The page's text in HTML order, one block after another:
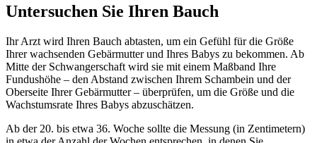
Untersuchen Sie Ihren Bauch
Ihr Arzt wird Ihren Bauch abtasten, um ein Gefühl für die Größe
Ihrer wachsenden Gebärmutter und Ihres Babys zu bekommen. Ab
Mitte der Schwangerschaft wird sie mit einem Maßband Ihre
Fundushöhe – den Abstand zwischen Ihrem Schambein und der
Oberseite Ihrer Gebärmutter – überprüfen, um die Größe und die
Wachstumsrate Ihres Babys abzuschätzen.
Ab der 20. bis etwa 36. Woche sollte die Messung (in Zentimetern)